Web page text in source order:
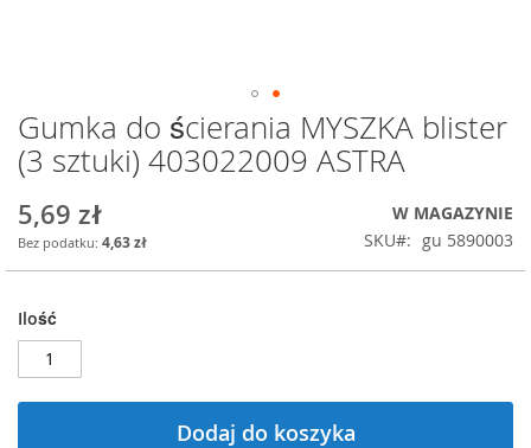
Przejdź
na
początek
Gumka do ścierania MYSZKA blister
(3 sztuki) 403022009 ASTRA
5,69 zł
4,63 zł
W MAGAZYNIE
SKU
gu 5890003
Ilość
Dodaj do koszyka